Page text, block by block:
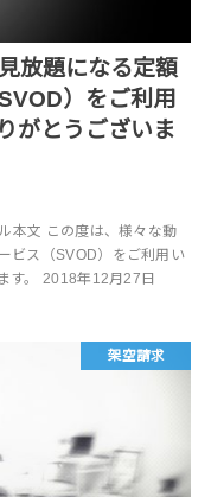
放題になる定額
）をご利用
がとうございま
本文 この度は、様々な動
ビス（SVOD）をご利用い
す。 2018年12月27日
架空請求